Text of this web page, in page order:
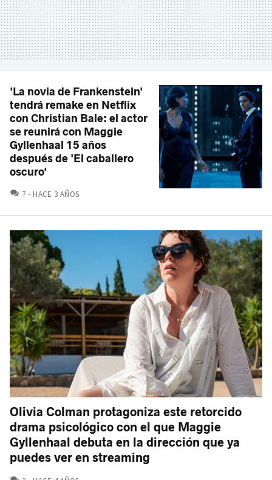
'La novia de Frankenstein'
tendrá remake en Netflix
con Christian Bale: el actor
se reunirá con Maggie
Gyllenhaal 15 años
después de 'El caballero
oscuro'
7 COMENTARIOS
HACE 3 AÑOS
Olivia Colman protagoniza este retorcido
drama psicológico con el que Maggie
Gyllenhaal debuta en la dirección que ya
puedes ver en streaming